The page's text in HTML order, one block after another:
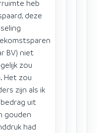
heb
deze
BV) niet
zou
Het zou
zijn als ik
uit
gouden
had